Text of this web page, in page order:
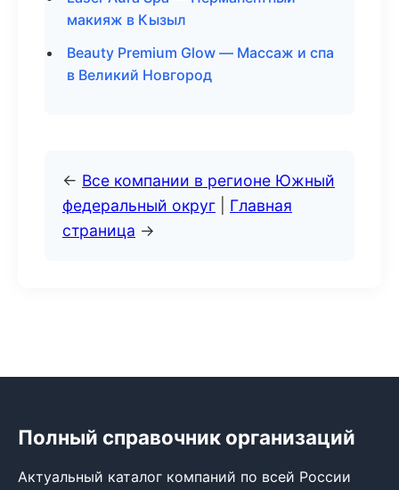
макияж в Кызыл
Beauty Premium Glow — Массаж и спа
в Великий Новгород
← Все компании в регионе Южный
федеральный округ
Главная
страница →
Полный справочник организаций
Актуальный каталог компаний по всей России